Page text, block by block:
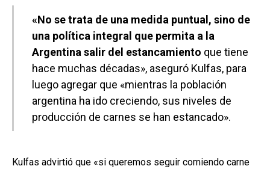
«No se trata de una medida puntual, sino de
una política integral que permita a la
Argentina salir del estancamiento que tiene
hace muchas décadas», aseguró Kulfas, para
luego agregar que «mientras la población
argentina ha ido creciendo, sus niveles de
producción de carnes se han estancado».
Kulfas advirtió que «si queremos seguir comiendo carne